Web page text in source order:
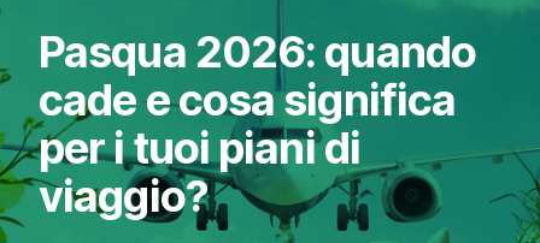
Pasqua 2026: quando
cade e cosa significa
per i tuoi piani di
viaggio?